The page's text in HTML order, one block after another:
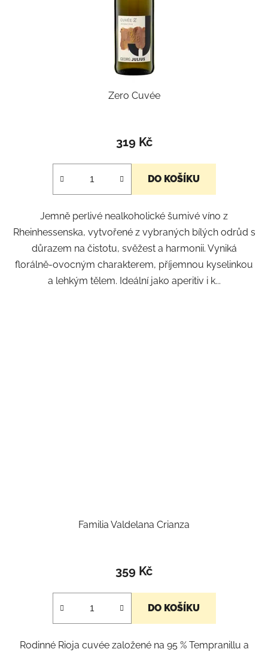
Zero Cuvée
319 Kč
DO KOŠÍKU
Jemně perlivé nealkoholické šumivé víno z
Rheinhessenska, vytvořené z vybraných bílých odrůd s
důrazem na čistotu, svěžest a harmonii. Vyniká
florálně-ovocným charakterem, příjemnou kyselinkou
a lehkým tělem. Ideální jako aperitiv i k...
Familia Valdelana Crianza
359 Kč
DO KOŠÍKU
Rodinné Rioja cuvée založené na 95 % Tempranillu a